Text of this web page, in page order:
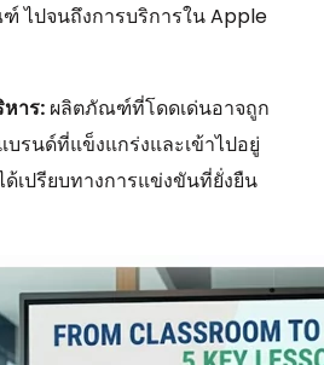
ไปจนถึงการบริการใน Apple
าร: ผลิตภัณฑ์ที่โดดเด่นอาจถูก
รนด์ที่แข็งแกร่งและเข้าไปอยู่
เปรียบทางการแข่งขันที่ยั่งยืน